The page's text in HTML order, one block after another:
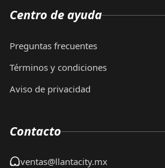
Centro de ayuda
Preguntas frecuentes
Términos y condiciones
Aviso de privacidad
Contacto
ventas@llantacity.mx